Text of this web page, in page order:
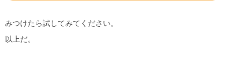
みつけたら試してみてください。
以上だ。